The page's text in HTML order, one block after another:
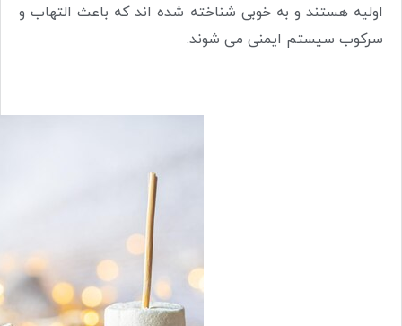
اولیه هستند و به خوبی شناخته شده اند که باعث التهاب و
سرکوب سیستم ایمنی می شوند.